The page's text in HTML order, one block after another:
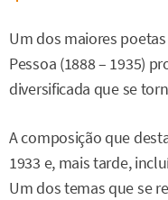
Um dos maiores
Pessoa (1888 – 1935)
diversificada que se
A composição que
1933 e, mais tarde,
Um dos temas que se